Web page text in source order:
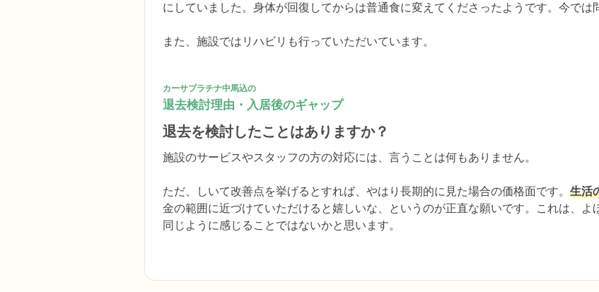
にしていました。身体が回復してからは普通食に変えてくださったようです。今では
また、施設ではリハビリも行っていただいています。
カーサプラチナ中馬込の
退去検討理由・入居後のギャップ
退去を検討したことはありますか？
施設のサービスやスタッフの方の対応には、言うことは何もありません。
ただ、しいて改善点を挙げるとすれば、やはり長期的に見た場合の価格面です。 生活
金の範囲に近づけていただけると嬉しいな、というのが正直な願いです。これは、
同じように感じることではないかと思います。